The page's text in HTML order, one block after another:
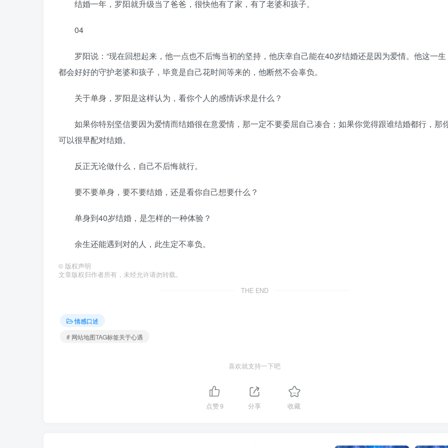
结婚一年，罗阳就升级当了爸爸，很快他有了家，有了老婆和孩子。
04
罗阳说：“现在回想起来，他一点也不后悔当初的坚持，他庆幸自己能在40岁结婚还是因为爱情。他这一生
都会好好的守护老婆和孩子，毕竟是自己花时间等来的，他断然不会辜负。
关于单身，罗阳是这样认为，看你个人的感情诉求是什么？
如果你特别坚信要因为爱情而结婚很在意爱情，那一定不要委屈自己凑合；如果你觉得跟谁结婚都行，那
可以很早配对结婚。
反正无论做什么，自己不后悔就行。
要不要单身，要不要结婚，还是看你自己想要什么？
单身到40岁结婚，是怎样的一种体验？
余生还能遇到对的人，此生定不辜负。
© 版权声明
文章版权归作者所有，未经允许请勿转载。
THE END
情感口述
# 网站地图TAG标签关于心遇
喜欢就支持一下吧
点赞9 分享 收藏